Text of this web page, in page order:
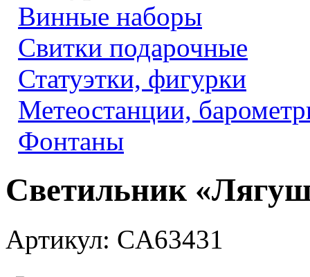
Винные наборы
Свитки подарочные
Статуэтки, фигурки
Метеостанции,
Фонтаны
Светильник
Артикул: CA63431